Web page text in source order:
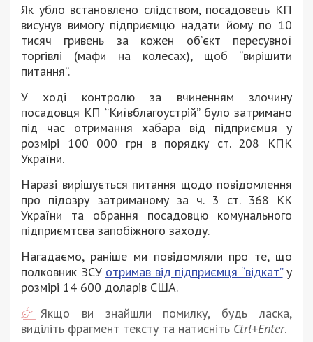
Як убло встановлено слідством, посадовець КП
висунув вимогу підприємцю надати йому по 10
тисяч гривень за кожен об’єкт пересувної
торгівлі (мафи на колесах), щоб “вирішити
питання”.
У ході контролю за вчиненням злочину
посадовця КП “Київблагоустрій” було затримано
під час отримання хабара від підприємця у
розмірі 100 000 грн в порядку ст. 208 КПК
України.
Наразі вирішується питання щодо повідомлення
про підозру затриманому за ч. 3 ст. 368 КК
України та обрання посадовцю комунального
підприємтсва запобіжного заходу.
Нагадаємо, раніше ми повідомляли про те, що
полковник ЗСУ отримав від підприємця “відкат”у
розмірі 14 600 доларів США.
Якщо ви знайшли помилку, будь ласка,
виділіть фрагмент тексту та натисніть Ctrl+Enter.